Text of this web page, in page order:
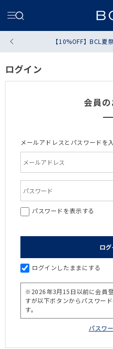
【10%OFF】BCL夏
ログイン
会員
メールアドレスとパスワードを
パスワードを表示する
ログインしたままにする